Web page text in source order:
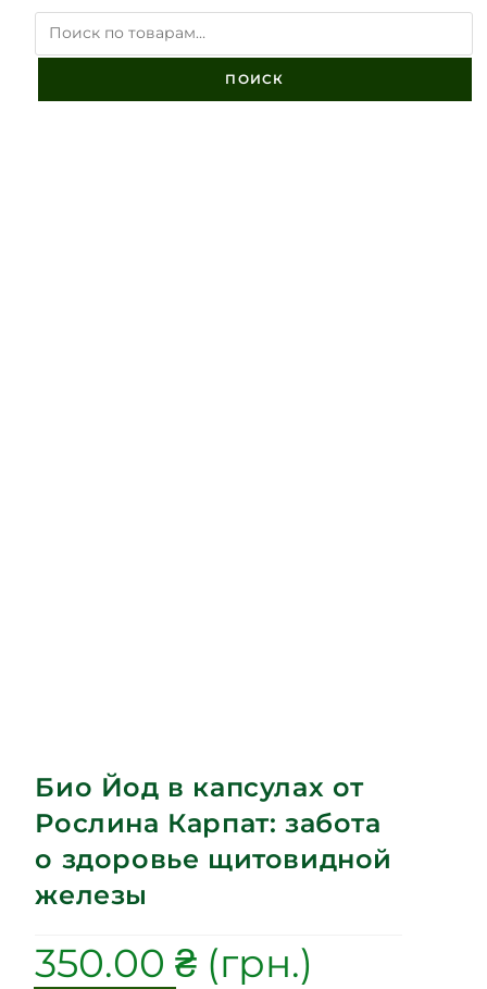
ПОИСК
Био Йод в капсулах от
Рослина Карпат: забота
о здоровье щитовидной
железы
350.00₴